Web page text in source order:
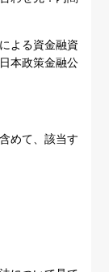
よる資金融資
本政策金融公
めて、該当す